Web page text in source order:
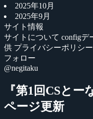
2025年10月
2025年9月
サイト情報
サイトについて configデ
供 プライバシーポリシー
フォロー
@negitaku
『第1回CSと
ページ更新